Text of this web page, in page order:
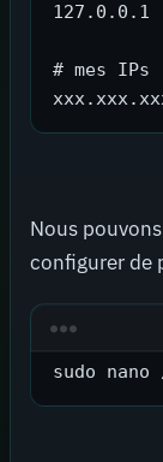
127.0.0.1
# mes IPs
Nous
configurer de
sudo